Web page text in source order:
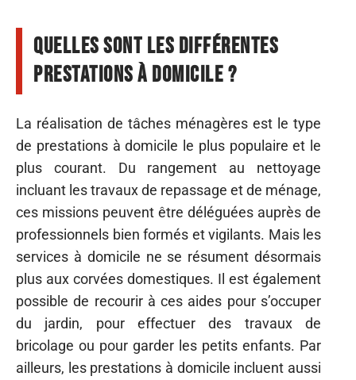
Quelles sont les différentes
prestations à domicile ?
La réalisation de tâches ménagères est le type
de prestations à domicile le plus populaire et le
plus courant. Du rangement au nettoyage
incluant les travaux de repassage et de ménage,
ces missions peuvent être déléguées auprès de
professionnels bien formés et vigilants. Mais les
services à domicile ne se résument désormais
plus aux corvées domestiques. Il est également
possible de recourir à ces aides pour s’occuper
du jardin, pour effectuer des travaux de
bricolage ou pour garder les petits enfants. Par
ailleurs, les prestations à domicile incluent aussi